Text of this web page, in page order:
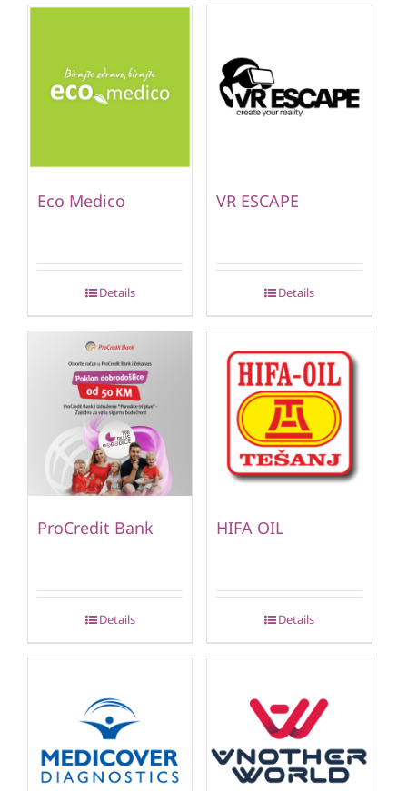
Eco Medico
Details
VR ESCAPE
Details
ProCredit Bank
Details
HIFA OIL
Details